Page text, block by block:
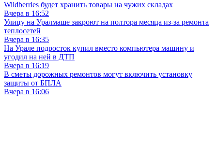
Wildberries будет хранить товары на чужих складах
Вчера в 16:52
Улицу на Уралмаше закроют на полтора месяца из-за ремонта
теплосетей
Вчера в 16:35
На Урале подросток купил вместо компьютера машину и
угодил на ней в ДТП
Вчера в 16:19
В сметы дорожных ремонтов могут включить установку
защиты от БПЛА
Вчера в 16:06